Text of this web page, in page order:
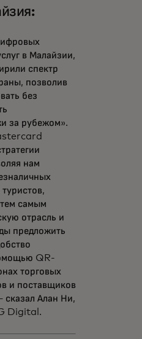
в Малайзии,
спектр
позволив
без
за рубежом».
нам
самым
отрасль и
предложить
QR-
торговых
и поставщиков
сказал Алан Ни,
Digital.